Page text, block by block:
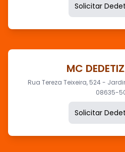
Solicitar
MC
Rua Tereza Teixeira, 524 -
08635-
Solicitar